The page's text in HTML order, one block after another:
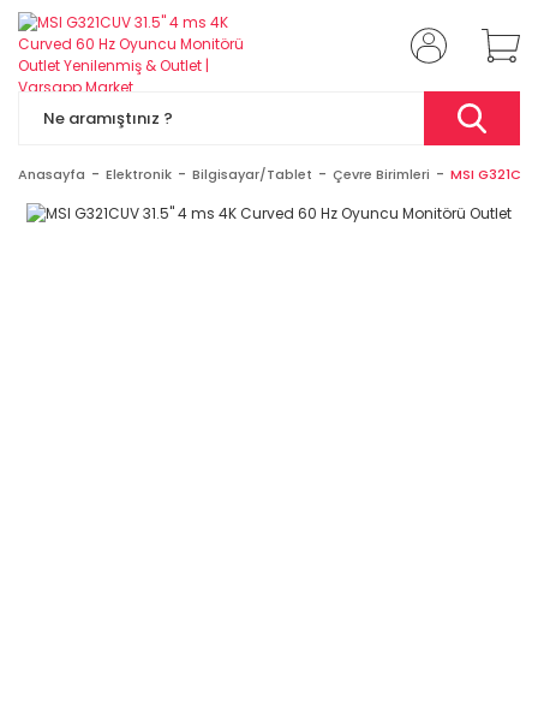
Anasayfa Elektronik Bilgisayar/Tablet Çevre Birimleri MSI